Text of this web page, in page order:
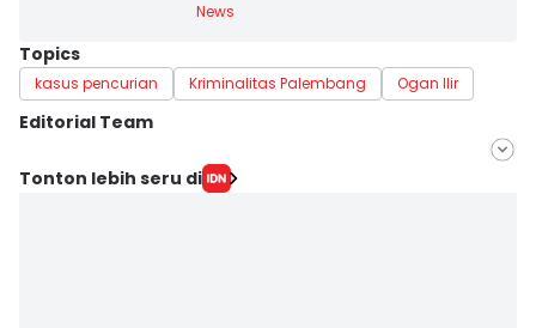
News
Topics
kasus pencurian Kriminalitas Palembang Ogan Ilir
Editorial Team
Editor
Tonton lebih seru di